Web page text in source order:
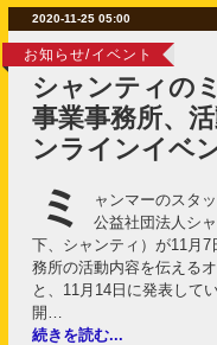
2020-11-25 05:00
お知らせ/イベント
シャンティの
事業事務所、
ンラインイベ
ミ
ャンマーのスタ
公益社団法人シ
下、シャンティ）が11月
務所の活動内容を伝える
と、11月14日に発表して
開…
続きを読む...